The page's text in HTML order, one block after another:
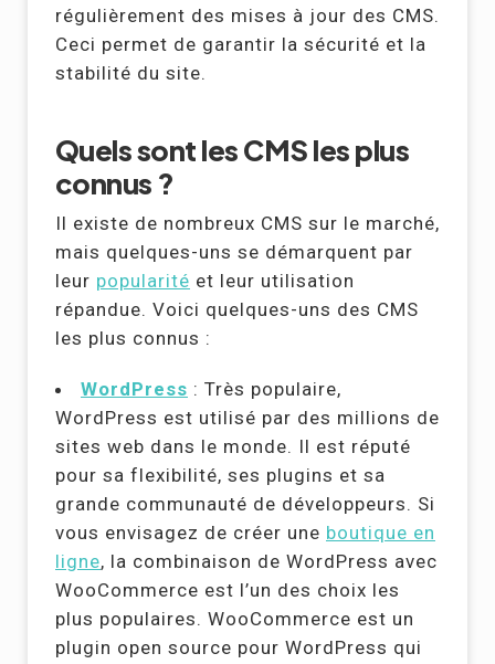
régulièrement des mises à jour des CMS.
Ceci permet de garantir la sécurité et la
stabilité du site.
Quels sont les CMS les plus
connus ?
Il existe de nombreux CMS sur le marché,
mais quelques-uns se démarquent par
leur popularité et leur utilisation
répandue. Voici quelques-uns des CMS
les plus connus :
WordPress : Très populaire,
WordPress est utilisé par des millions de
sites web dans le monde. Il est réputé
pour sa flexibilité, ses plugins et sa
grande communauté de développeurs. Si
vous envisagez de créer une boutique en
ligne, la combinaison de WordPress avec
WooCommerce est l’un des choix les
plus populaires. WooCommerce est un
plugin open source pour WordPress qui